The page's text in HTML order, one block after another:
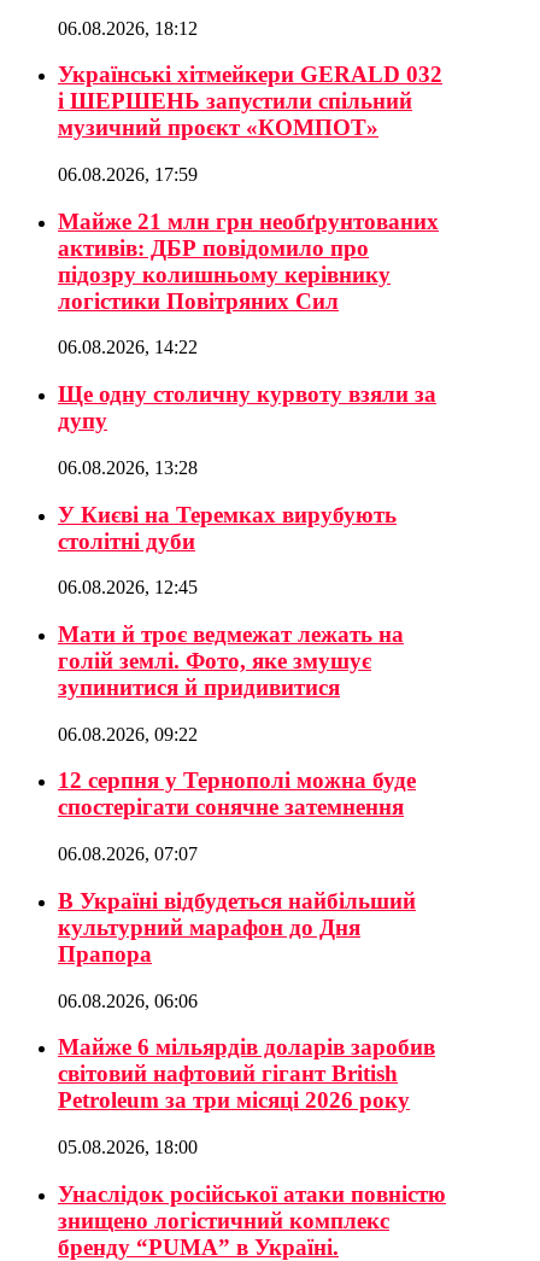
06.08.2026, 18:12
Українські хітмейкери GERALD 032
і ШЕРШЕНЬ запустили спільний
музичний проєкт «КОМПОТ»
06.08.2026, 17:59
Майже 21 млн грн необґрунтованих
активів: ДБР повідомило про
підозру колишньому керівнику
логістики Повітряних Сил
06.08.2026, 14:22
Ще одну столичну курвоту взяли за
дупу
06.08.2026, 13:28
У Києві на Теремках вирубують
столітні дуби
06.08.2026, 12:45
Мати й троє ведмежат лежать на
голій землі. Фото, яке змушує
зупинитися й придивитися
06.08.2026, 09:22
12 серпня у Тернополі можна буде
спостерігати сонячне затемнення
06.08.2026, 07:07
В Україні відбудеться найбільший
культурний марафон до Дня
Прапора
06.08.2026, 06:06
Майже 6 мільярдів доларів заробив
світовий нафтовий гігант British
Petroleum за три місяці 2026 року
05.08.2026, 18:00
Унаслідок російської атаки повністю
знищено логістичний комплекс
бренду “PUMA” в Україні.